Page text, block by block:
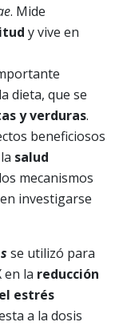
. Mide
y vive en
dieta, que se
y verduras.
beneficiosos
salud
mecanismos
investigarse
se utilizó para
en la reducción
estrés
a la dosis